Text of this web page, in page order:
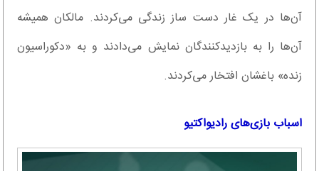
آن‌ها در یک غار دست ساز زندگی می‌کردند. مالکان همیشه
آن‌ها را به بازدیدکنندگان نمایش می‌دادند و به «دکوراسیون
زنده» باغشان افتخار می‌کردند.
اسباب بازی‌های رادیواکتیو